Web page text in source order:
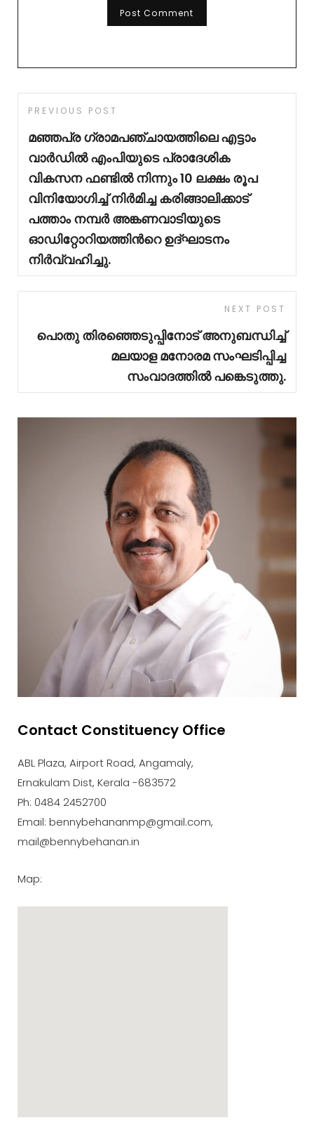
PREVIOUS POST
മഞ്ഞപ്ര ഗ്രാമപഞ്ചായത്തിലെ എട്ടാം
വാർഡിൽ എംപിയുടെ പ്രാദേശിക
വികസന ഫണ്ടിൽ നിന്നും 10 ലക്ഷം രൂപ
വിനിയോഗിച്ച് നിർമിച്ച കരിങ്ങാലിക്കാട്
പത്താം നമ്പർ അങ്കണവാടിയുടെ
ഓഡിറ്റോറിയത്തിൻറെ ഉദ്ഘാടനം
നിർവ്വഹിച്ചു.
NEXT POST
പൊതു തിരഞ്ഞെടുപ്പിനോട് അനുബന്ധിച്ച്
മലയാള മനോരമ സംഘടിപ്പിച്ച
സംവാദത്തിൽ പങ്കെടുത്തു.
Contact Constituency Office
ABL Plaza, Airport Road, Angamaly,
Ernakulam Dist, Kerala -683572
Ph: 0484 2452700
Email: bennybehananmp@gmail.com,
mail@bennybehanan.in
Map: